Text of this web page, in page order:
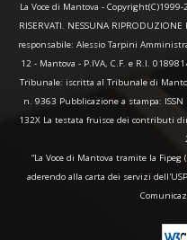
La Voce di Mantova - Copyright(C)1999-
RISERVATI. NESSUNA
responsabile: Alessio Tarpini
12 - Mantova - P.IVA, C.F. e R.I.
Tribunale: iscritta al Tribunale di
n. 9363 Pubblicazione a stampa:
132X La testata fruisce dei contributi
“La Voce di Mantova tramite la
aderendo alla carta dei servizi